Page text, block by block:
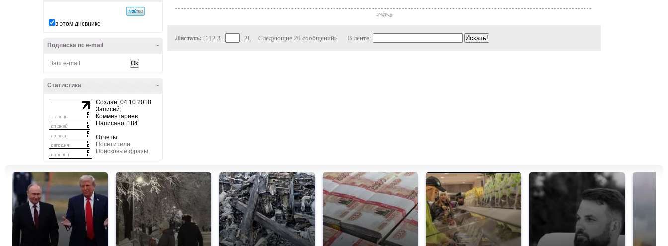
в этом дневнике
-
Подписка по e-mail
-
Статистика
Создан: 04.10.2018
Записей:
Комментариев:
Написано: 184
Отчеты:
Посетители
Поисковые фразы
Листать: [1] 2 3 .. .. 20 Следующие 20 сообщений» В ленте: